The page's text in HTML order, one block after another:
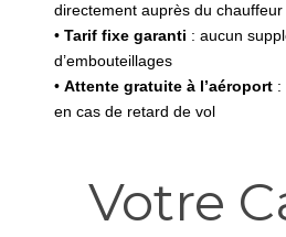
directement auprès du chauffeur
• Tarif fixe garanti : aucun
d’embouteillages
• Attente gratuite à l’aéroport :
en cas de retard de vol
Votre